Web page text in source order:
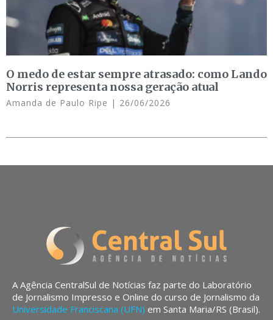
O medo de estar sempre atrasado: como Lando
Norris representa nossa geração atual
Amanda de Paulo Ripe 26/06/2026
A Agência CentralSul de Notícias faz parte do Laboratório
de Jornalismo Impresso e Online do curso de Jornalismo da
Universidade Franciscana (UFN) em Santa Maria/RS (Brasil).